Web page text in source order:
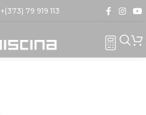
+(373) 79 919 113